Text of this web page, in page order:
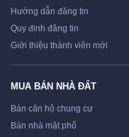
Hướng dẫn đăng tin
Quy định đăng tin
Giới thiệu thành viên mới
MUA BÁN NHÀ ĐẤT
Bán căn hộ chung cư
Bán nhà mặt phố